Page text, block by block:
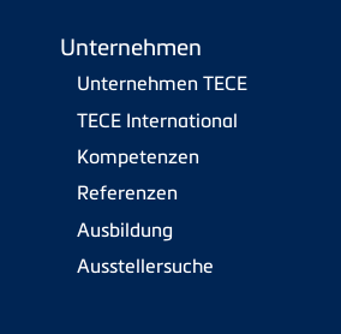
Unternehmen
Unternehmen TECE
TECE International
Kompetenzen
Referenzen
Ausbildung
Ausstellersuche